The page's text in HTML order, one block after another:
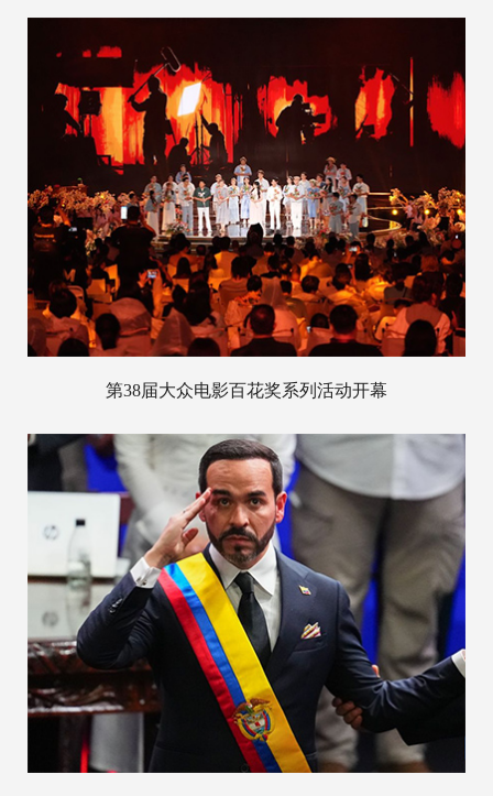
第38届大众电影百花奖系列活动开幕